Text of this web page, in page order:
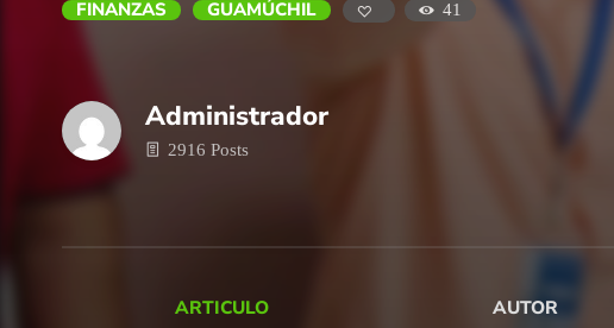
FINANZAS GUAMÚCHIL 41
Administrador
2916 Posts
ARTICULO AUTOR